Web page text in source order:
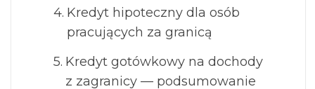
Kredyt hipoteczny dla osób
pracujących za granicą
Kredyt gotówkowy na dochody
z zagranicy — podsumowanie